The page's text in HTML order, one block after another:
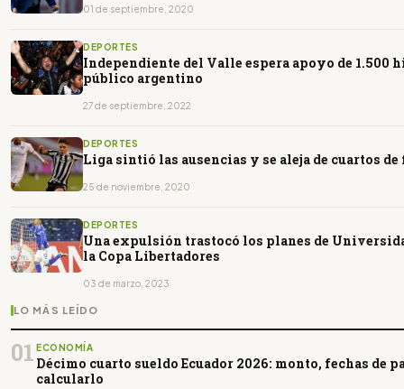
01 de septiembre, 2020
DEPORTES
Independiente del Valle espera apoyo de 1.500
público argentino
27 de septiembre, 2022
DEPORTES
Liga sintió las ausencias y se aleja de cuartos
25 de noviembre, 2020
DEPORTES
Una expulsión trastocó los planes de
la Copa Libertadores
03 de marzo, 2023
LO MÁS LEÍDO
01 ECONOMÍA
Décimo cuarto sueldo Ecuador 2026: monto, fechas de
calcularlo